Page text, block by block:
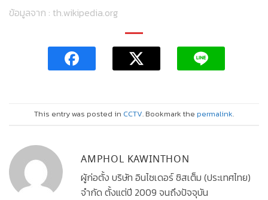
ข้อมูลจาก : th.wikipedia.org
This entry was posted in CCTV. Bookmark the permalink.
AMPHOL KAWINTHON
ผู้ก่อตั้ง บริษัท อินไซเดอร์ ซิสเต็ม (ประเทศไทย)
จำกัด ตั้งแต่ปี 2009 จนถึงปัจจุบัน